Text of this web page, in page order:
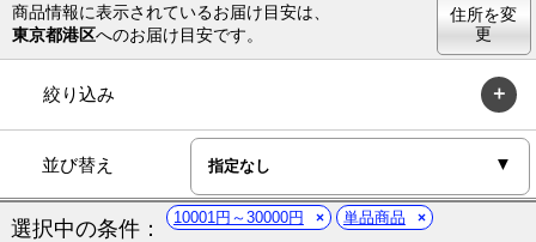
商品情報に表示されているお届け目安は、
東京都港区へのお届け目安です。
住所を変
更
絞り込み
並び替え
選択中の条件： 10001円～30000円 単品商品